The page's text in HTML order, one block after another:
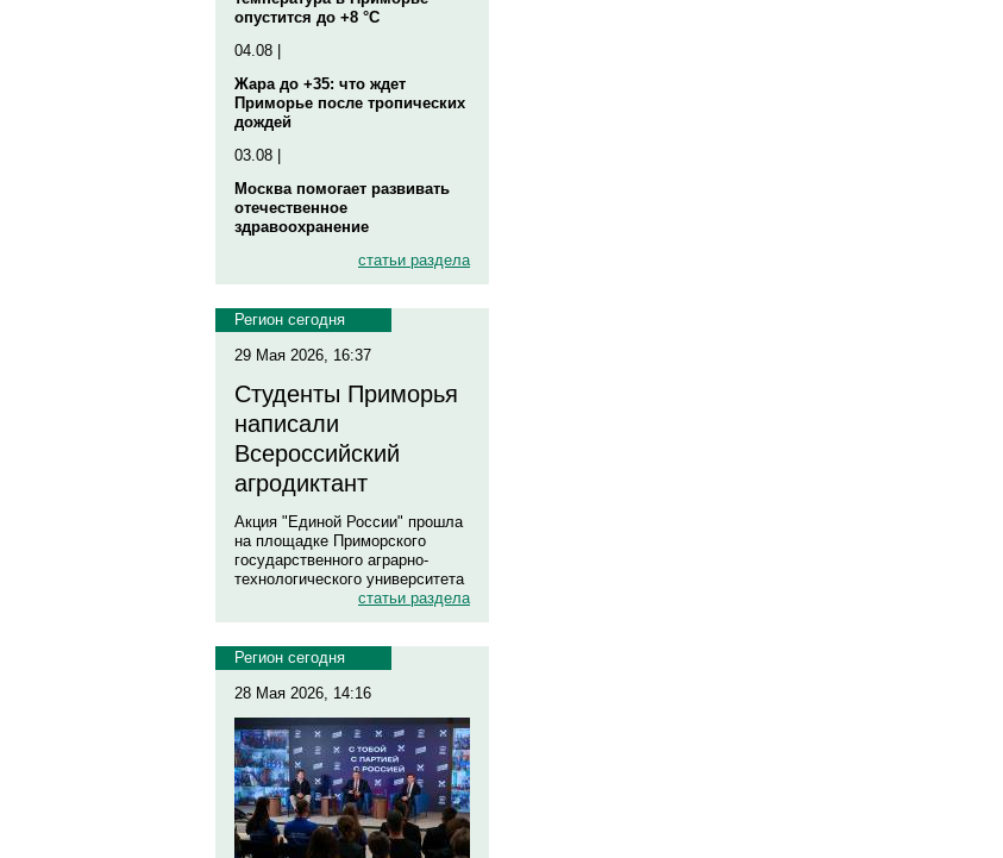
опустится до +8 °C
04.08 |
Жара до +35: что ждет
Приморье после тропических
дождей
03.08 |
Москва помогает развивать
отечественное
здравоохранение
статьи раздела
Регион сегодня
29 Мая 2026, 16:37
Студенты Приморья
написали
Всероссийский
агродиктант
Акция "Единой России" прошла
на площадке Приморского
государственного аграрно-
технологического университета
статьи раздела
Регион сегодня
28 Мая 2026, 14:16